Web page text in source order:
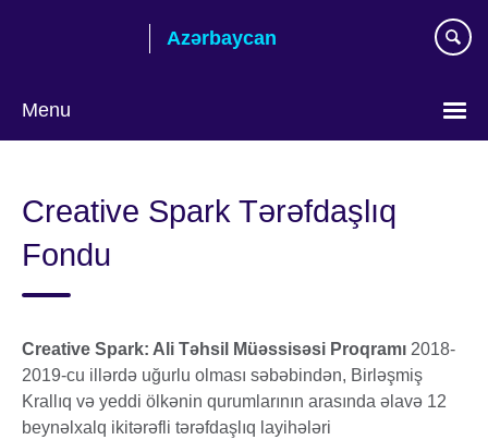
Azərbaycan
Menu
language
Creative Spark Tərəfdaşlıq
Fondu
Creative Spark: Ali Təhsil Müəssisəsi Proqramı 2018-
2019-cu illərdə uğurlu olması səbəbindən, Birləşmiş
Krallıq və yeddi ölkənin qurumlarının arasında əlavə 12
beynəlxalq ikitərəfli tərəfdaşlıq layihələri